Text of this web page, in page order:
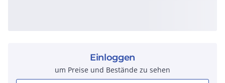
Einloggen
um Preise und Bestände zu sehen